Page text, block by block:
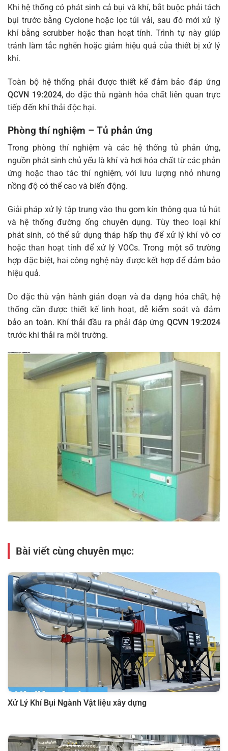
Khi hệ thống có phát sinh cả bụi và khí, bắt buộc phải tách
bụi trước bằng Cyclone hoặc lọc túi vải, sau đó mới xử lý
khí bằng scrubber hoặc than hoạt tính. Trình tự này giúp
tránh làm tắc nghẽn hoặc giảm hiệu quả của thiết bị xử lý
khí.
Toàn bộ hệ thống phải được thiết kế đảm bảo đáp ứng
QCVN 19:2024, do đặc thù ngành hóa chất liên quan trực
tiếp đến khí thải độc hại.
Phòng thí nghiệm – Tủ phản ứng
Trong phòng thí nghiệm và các hệ thống tủ phản ứng,
nguồn phát sinh chủ yếu là khí và hơi hóa chất từ các phản
ứng hoặc thao tác thí nghiệm, với lưu lượng nhỏ nhưng
nồng độ có thể cao và biến động.
Giải pháp xử lý tập trung vào thu gom kín thông qua tủ hút
và hệ thống đường ống chuyên dụng. Tùy theo loại khí
phát sinh, có thể sử dụng tháp hấp thụ để xử lý khí vô cơ
hoặc than hoạt tính để xử lý VOCs. Trong một số trường
hợp đặc biệt, hai công nghệ này được kết hợp để đảm bảo
hiệu quả.
Do đặc thù vận hành gián đoạn và đa dạng hóa chất, hệ
thống cần được thiết kế linh hoạt, dễ kiểm soát và đảm
bảo an toàn. Khí thải đầu ra phải đáp ứng QCVN 19:2024
trước khi thải ra môi trường.
Bài viết cùng chuyên mục:
Xử Lý Khí Bụi Ngành Vật liệu xây dựng